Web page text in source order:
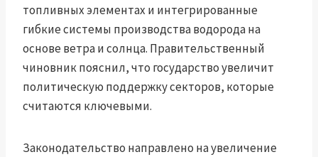
топливных элементах и ​​интегрированные
гибкие системы производства водорода на
основе ветра и солнца. Правительственный
чиновник пояснил, что государство увеличит
политическую поддержку секторов, которые
считаются ключевыми.
Законодательство направлено на увеличение